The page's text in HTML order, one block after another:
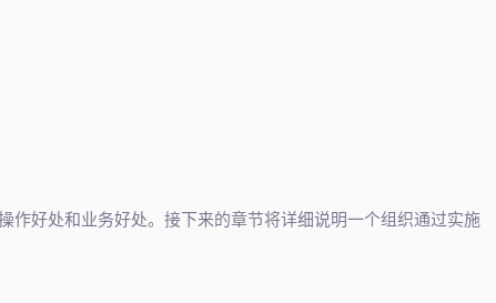
作好处和业务好处。接下来的章节将详细说明一个组织通过实施